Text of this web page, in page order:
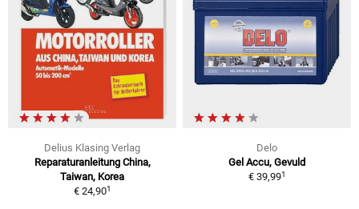
Delius Klasing Verlag
Reparaturanleitung China,
Taiwan, Korea
€ 24,901
Delo
Gel Accu, Gevuld
€ 39,991